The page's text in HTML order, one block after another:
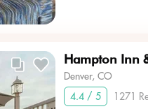
Hampton Inn
Denver, CO
4.4 / 5
1271